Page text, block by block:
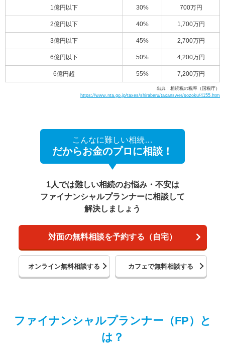
1億円以下 30% 700万円
2億円以下 40% 1,700万円
3億円以下 45% 2,700万円
6億円以下 50% 4,200万円
6億円超 55% 7,200万円
出典：相続税の税率（国税庁）
https://www.nta.go.jp/taxes/shiraberu/taxanswer/sozoku/4155.htm
こんなに難しい相続…
だからお金のプロに相談！
1人では難しい相続のお悩み・不安は
ファイナンシャルプランナーに相談して
解決しましょう
対面の無料相談を予約する（自宅）
オンライン無料相談する カフェで無料相談する
ファイナンシャルプランナー（FP）と
は？